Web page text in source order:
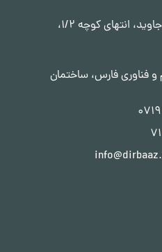
شیراز، بلوار آفرینش، خیابان جاوید، انتهای کوچه 1/2،
و فناوری فارس، ساختمان